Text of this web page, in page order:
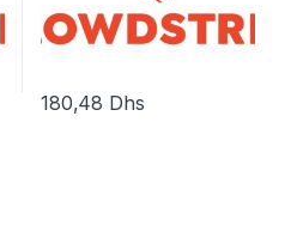
180,48 Dhs